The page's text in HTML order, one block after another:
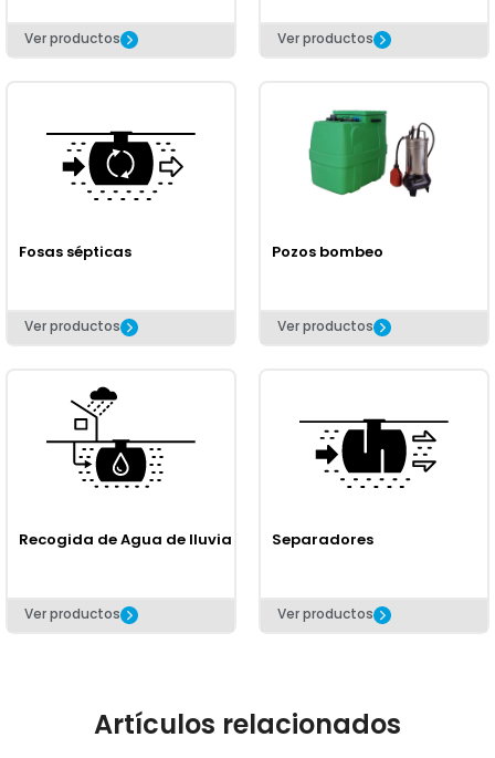
Ver productos Ver productos
Fosas sépticas
Ver productos
Pozos bombeo
Ver productos
Recogida de Agua de lluvia
Ver productos
Separadores
Ver productos
Artículos relacionados